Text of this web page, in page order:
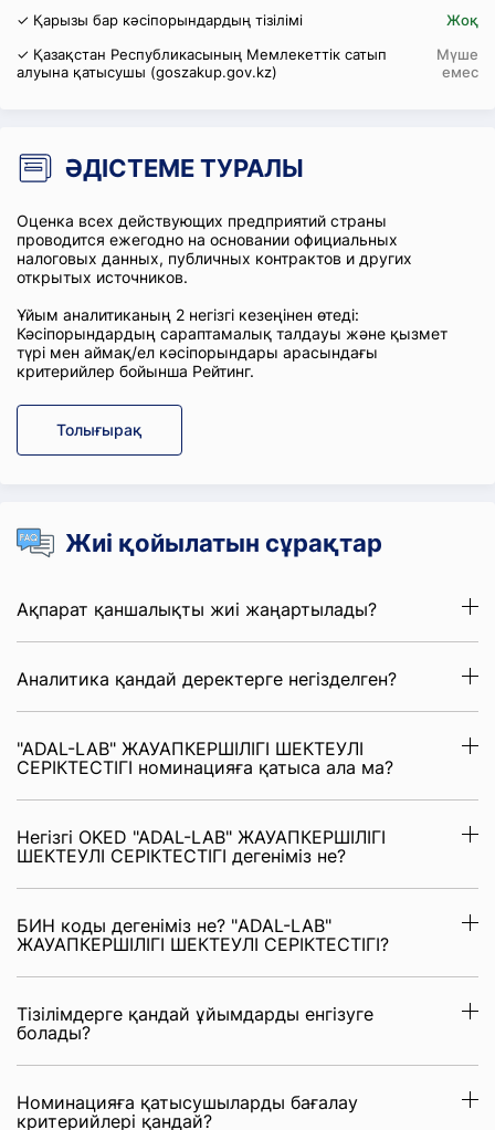
✓ Қарызы бар кәсіпорындардың тізілімі
Жоқ
✓ Қазақстан Республикасының Мемлекеттік сатып
алуына қатысушы (goszakup.gov.kz)
Мүше
емес
ӘДІСТЕМЕ ТУРАЛЫ
Оценка всех действующих предприятий страны
проводится ежегодно на основании официальных
налоговых данных, публичных контрактов и других
открытых источников.
Ұйым аналитиканың 2 негізгі кезеңінен өтеді:
Кәсіпорындардың сараптамалық талдауы және қызмет
түрі мен аймақ/ел кәсіпорындары арасындағы
критерийлер бойынша Рейтинг.
Толығырақ
Жиі қойылатын сұрақтар
Ақпарат қаншалықты жиі жаңартылады?
Аналитика қандай деректерге негізделген?
"ADAL-LAB" ЖАУАПКЕРШІЛІГІ ШЕКТЕУЛІ
СЕРІКТЕСТІГІ номинацияға қатыса ала ма?
Негізгі OKED "ADAL-LAB" ЖАУАПКЕРШІЛІГІ
ШЕКТЕУЛІ СЕРІКТЕСТІГІ дегеніміз не?
БИН коды дегеніміз не? "ADAL-LAB"
ЖАУАПКЕРШІЛІГІ ШЕКТЕУЛІ СЕРІКТЕСТІГІ?
Тізілімдерге қандай ұйымдарды енгізуге
болады?
Номинацияға қатысушыларды бағалау
критерийлері қандай?